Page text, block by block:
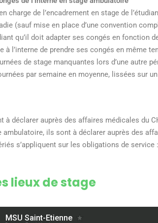
charge de l’encadrement en stage de
(sauf mise en place d’une convention
qu’il doit adapter ses congés en
à l’interne de prendre ses congés en même
de stage manquantes lors d’une autre
par semaine en moyenne, lissées sur
à déclarer auprès des affaires médicales du
ambulatoire, ils sont à déclarer auprès des
s’appliquent sur les obligations de
lieux de stage